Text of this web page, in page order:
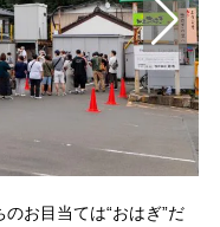
お目当ては“おはぎ”だ